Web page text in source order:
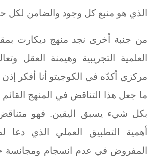
الذي هو منبع كل وجود والضامن لكل
من جنبة أخرى نجد منهج ديكارت
العلمية التجريبية وهيمنة العقل
مركزي أكدّه في الكوجيتو أنا أفكر إذن
ما جعل هذا التناقض في المنهج
بكل شيء يسبق اليقين. فهو
أهمية التطبيق العملي الذي دعا
المفروض في عدم انسجام ومجانسة